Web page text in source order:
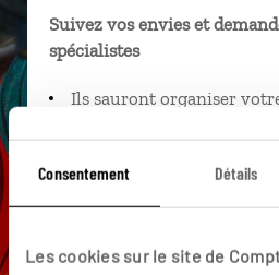
Consentement Détails
Les cookies sur le site de
Suivez vos envies et
spécialistes
Ils sauront organiser
Échangez en face à face
connectés en agence,
téléphone.
Vous gardez le même